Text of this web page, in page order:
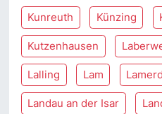
Kunreuth Künzing
Kutzenhausen
Lalling Lam
Landau an der Isar